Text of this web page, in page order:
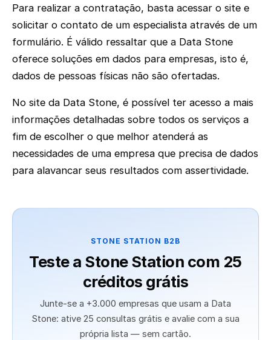
Para realizar a contratação, basta acessar o site e
solicitar o contato de um especialista através de um
formulário. É válido ressaltar que a Data Stone
oferece soluções em dados para empresas, isto é,
dados de pessoas físicas não são ofertadas.
No site da Data Stone, é possível ter acesso a mais
informações detalhadas sobre todos os serviços a
fim de escolher o que melhor atenderá as
necessidades de uma empresa que precisa de dados
para alavancar seus resultados com assertividade.
STONE STATION B2B
Teste a Stone Station com 25
créditos grátis
Junte-se a +3.000 empresas que usam a Data
Stone: ative 25 consultas grátis e avalie com a sua
própria lista — sem cartão.